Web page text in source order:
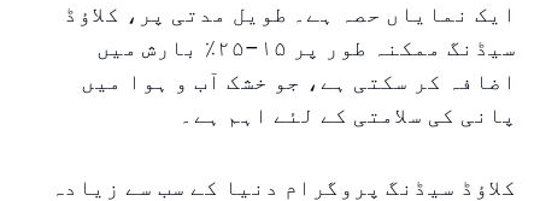
ایک نمایاں حصہ ہے۔ طویل مدتی پر، کلاؤڈ
سیڈنگ ممکنہ طور پر ۱۵–۲۵٪ بارش میں
اضافہ کر سکتی ہے، جو خشک آب و ہوا میں
پانی کی سلامتی کے لئے اہم ہے۔
کلاؤڈ سیڈنگ پروگرام دنیا کے سب سے زیادہ